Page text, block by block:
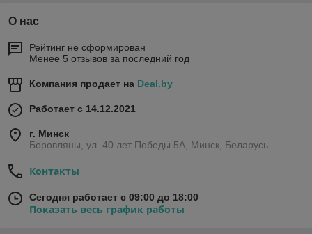
О нас
Рейтинг не сформирован
Менее 5 отзывов за последний год
Компания продает на Deal.by
Работает с 14.12.2021
г. Минск
Боровляны, ул. 40 лет Победы 5A, Минск, Беларусь
Контакты
Сегодня работает с 09:00 до 18:00
Показать весь график работы